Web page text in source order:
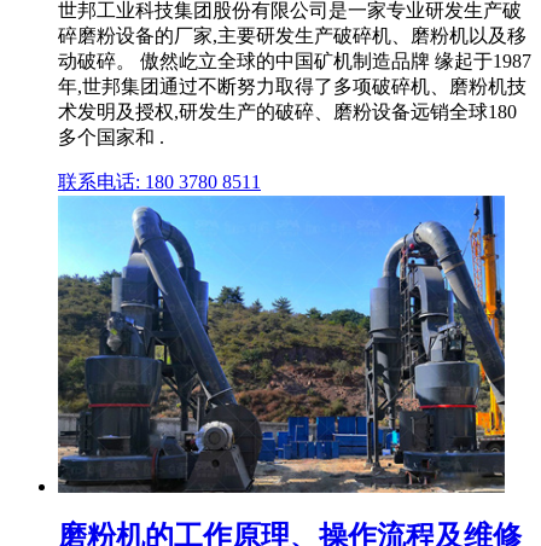
世邦工业科技集团股份有限公司是一家专业研发生产破
碎磨粉设备的厂家,主要研发生产破碎机、磨粉机以及移
动破碎。 傲然屹立全球的中国矿机制造品牌 缘起于1987
年,世邦集团通过不断努力取得了多项破碎机、磨粉机技
术发明及授权,研发生产的破碎、磨粉设备远销全球180
多个国家和 .
联系电话: 180 3780 8511
磨粉机的工作原理、操作流程及维修